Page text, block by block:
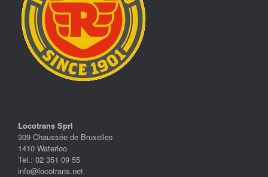
Locotrans Sprl
309 Chaussée de Bruxelles
1410 Waterloo
Tel.: 02 351 09 55
info@locotrans.net